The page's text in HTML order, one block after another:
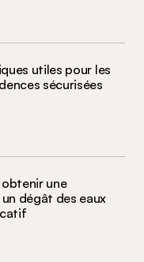
utiles pour les
sécurisées
une
dégât des eaux